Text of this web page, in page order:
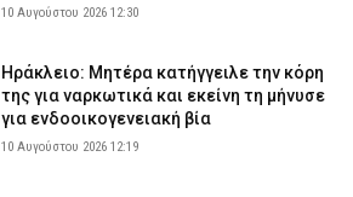
10 Αυγούστου 2026 12:30
Ηράκλειο: Μητέρα κατήγγειλε την κόρη
της για ναρκωτικά και εκείνη τη μήνυσε
για ενδοοικογενειακή βία
10 Αυγούστου 2026 12:19